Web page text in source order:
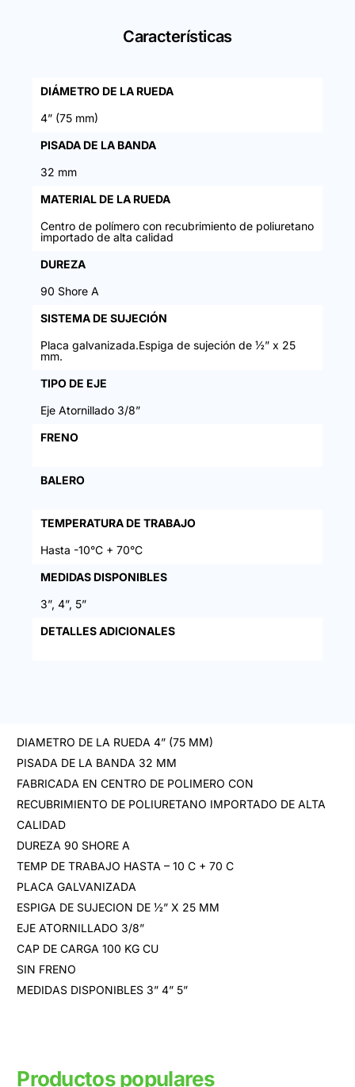
Características
DIÁMETRO DE LA RUEDA
4” (75 mm)
PISADA DE LA BANDA
32 mm
MATERIAL DE LA RUEDA
Centro de polímero con recubrimiento de poliuretano
importado de alta calidad
DUREZA
90 Shore A
SISTEMA DE SUJECIÓN
Placa galvanizada.Espiga de sujeción de ½” x 25
mm.
TIPO DE EJE
Eje Atornillado 3/8”
FRENO
BALERO
TEMPERATURA DE TRABAJO
Hasta -10°C + 70°C
MEDIDAS DISPONIBLES
3”, 4”, 5”
DETALLES ADICIONALES
DIAMETRO DE LA RUEDA 4” (75 MM)
PISADA DE LA BANDA 32 MM
FABRICADA EN CENTRO DE POLIMERO CON
RECUBRIMIENTO DE POLIURETANO IMPORTADO DE ALTA
CALIDAD
DUREZA 90 SHORE A
TEMP DE TRABAJO HASTA – 10 C + 70 C
PLACA GALVANIZADA
ESPIGA DE SUJECION DE ½” X 25 MM
EJE ATORNILLADO 3/8”
CAP DE CARGA 100 KG CU
SIN FRENO
MEDIDAS DISPONIBLES 3” 4” 5”
Productos populares